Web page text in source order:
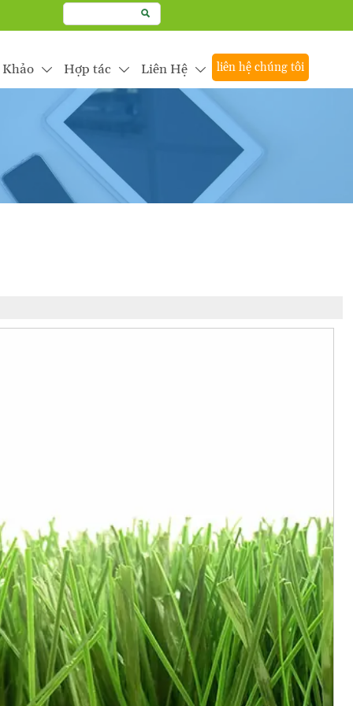

 Hợp tác  Liên Hệ  liên hệ chúng tôi